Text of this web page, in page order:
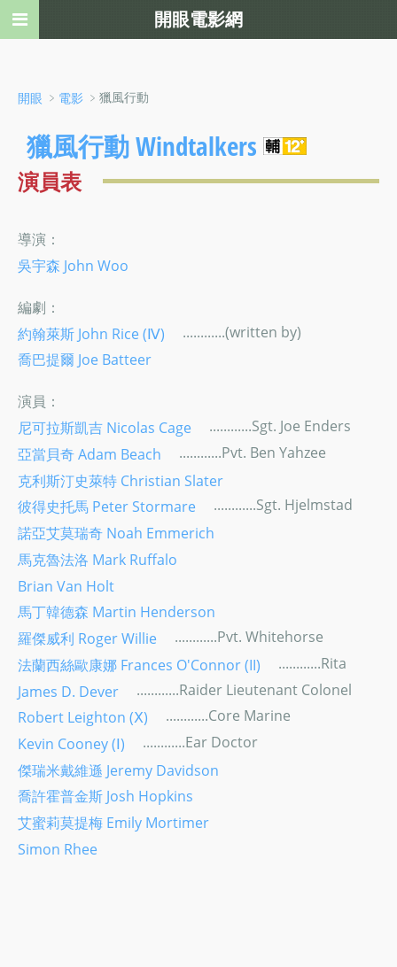
開眼 ﹥ 電影 ﹥獵風行動
獵風行動 Windtalkers
演員表
導演：
吳宇森 John Woo
編劇：
約翰萊斯 John Rice (Ⅳ)
............(written by)
喬巴提爾 Joe Batteer
演員：
尼可拉斯凱吉 Nicolas Cage
............Sgt. Joe Enders
亞當貝奇 Adam Beach
............Pvt. Ben Yahzee
克利斯汀史萊特 Christian Slater
彼得史托馬 Peter Stormare
............Sgt. Hjelmstad
諾亞艾莫瑞奇 Noah Emmerich
馬克魯法洛 Mark Ruffalo
Brian Van Holt
馬丁韓德森 Martin Henderson
羅傑威利 Roger Willie
............Pvt. Whitehorse
法蘭西絲歐康娜 Frances O'Connor (II)
............Rita
James D. Dever
............Raider Lieutenant Colonel
Robert Leighton (Ⅹ)
............Core Marine
Kevin Cooney (Ⅰ)
............Ear Doctor
傑瑞米戴維遜 Jeremy Davidson
喬許霍普金斯 Josh Hopkins
艾蜜莉莫提梅 Emily Mortimer
Simon Rhee
開眼電影網